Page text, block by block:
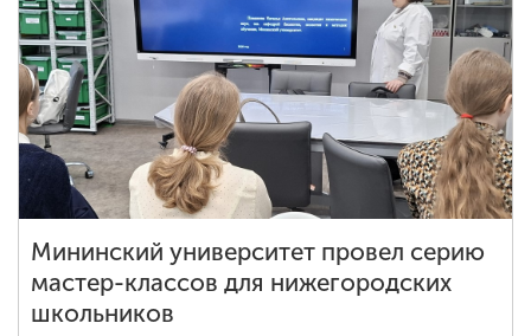
Мининский университет провел серию
мастер-классов для нижегородских
школьников